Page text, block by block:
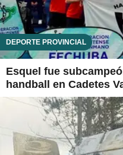
DEPORTE PROVINCIAL
Esquel fue
handball en Cadetes